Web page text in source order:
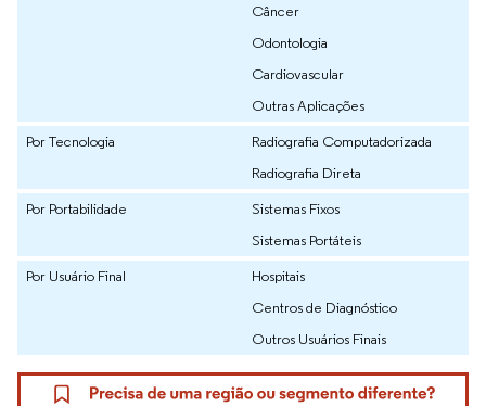
Câncer
Odontologia
Cardiovascular
Outras Aplicações
Por Tecnologia
Radiografia Computadorizada
Radiografia Direta
Por Portabilidade
Sistemas Fixos
Sistemas Portáteis
Por Usuário Final
Hospitais
Centros de Diagnóstico
Outros Usuários Finais